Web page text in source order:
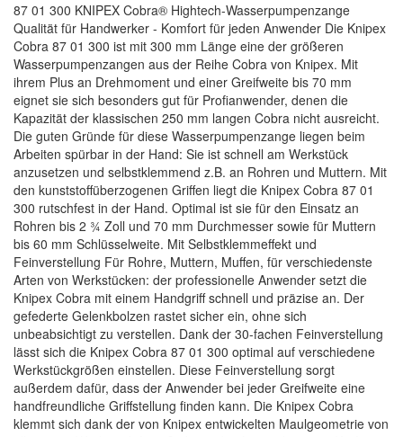
87 01 300 KNIPEX Cobra® Hightech-Wasserpumpenzange
Qualität für Handwerker - Komfort für jeden Anwender Die Knipex
Cobra 87 01 300 ist mit 300 mm Länge eine der größeren
Wasserpumpenzangen aus der Reihe Cobra von Knipex. Mit
ihrem Plus an Drehmoment und einer Greifweite bis 70 mm
eignet sie sich besonders gut für Profianwender, denen die
Kapazität der klassischen 250 mm langen Cobra nicht ausreicht.
Die guten Gründe für diese Wasserpumpenzange liegen beim
Arbeiten spürbar in der Hand: Sie ist schnell am Werkstück
anzusetzen und selbstklemmend z.B. an Rohren und Muttern. Mit
den kunststoffüberzogenen Griffen liegt die Knipex Cobra 87 01
300 rutschfest in der Hand. Optimal ist sie für den Einsatz an
Rohren bis 2 ¾ Zoll und 70 mm Durchmesser sowie für Muttern
bis 60 mm Schlüsselweite. Mit Selbstklemmeffekt und
Feinverstellung Für Rohre, Muttern, Muffen, für verschiedenste
Arten von Werkstücken: der professionelle Anwender setzt die
Knipex Cobra mit einem Handgriff schnell und präzise an. Der
gefederte Gelenkbolzen rastet sicher ein, ohne sich
unbeabsichtigt zu verstellen. Dank der 30-fachen Feinverstellung
lässt sich die Knipex Cobra 87 01 300 optimal auf verschiedene
Werkstückgrößen einstellen. Diese Feinverstellung sorgt
außerdem dafür, dass der Anwender bei jeder Greifweite eine
handfreundliche Griffstellung finden kann. Die Knipex Cobra
klemmt sich dank der von Knipex entwickelten Maulgeometrie von